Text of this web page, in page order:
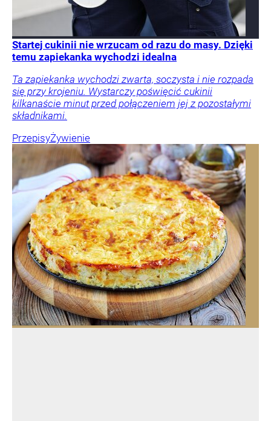
Startej cukinii nie wrzucam od razu do masy. Dzięki
temu zapiekanka wychodzi idealna
Ta zapiekanka wychodzi zwarta, soczysta i nie rozpada
się przy krojeniu. Wystarczy poświęcić cukinii
kilkanaście minut przed połączeniem jej z pozostałymi
składnikami.
PrzepisyŻywienie